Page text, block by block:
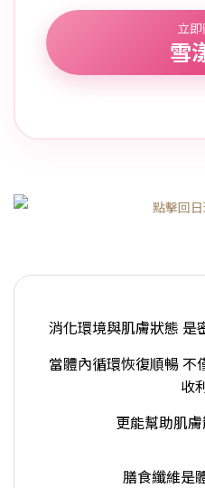
立
雪
消化環境與肌膚狀態 是
當體內循環恢復順暢 不
收
更能幫助肌
膳食纖維是